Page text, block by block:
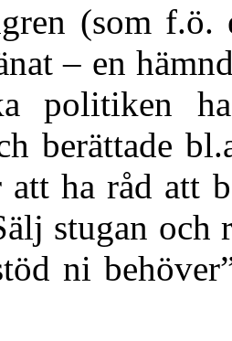
(som f.ö.
– en
politiken
berättade
att ha råd att
stugan och
ni